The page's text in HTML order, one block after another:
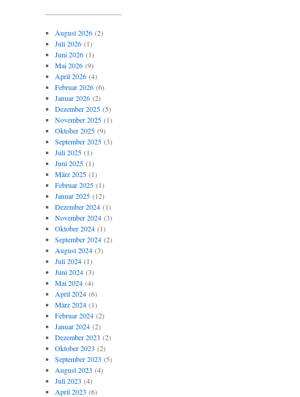
August 2026(2)
Juli 2026(1)
Juni 2026(1)
Mai 2026(9)
April 2026(4)
Februar 2026(6)
Januar 2026(2)
Dezember 2025(5)
November 2025(1)
Oktober 2025(9)
September 2025(3)
Juli 2025(1)
Juni 2025(1)
März 2025(1)
Februar 2025(1)
Januar 2025(12)
Dezember 2024(1)
November 2024(3)
Oktober 2024(1)
September 2024(2)
August 2024(3)
Juli 2024(1)
Juni 2024(3)
Mai 2024(4)
April 2024(6)
März 2024(1)
Februar 2024(2)
Januar 2024(2)
Dezember 2023 (2)
Oktober 2023 (2)
September 2023 (5)
August 2023 (4)
Juli 2023 (4)
April 2023 (6)